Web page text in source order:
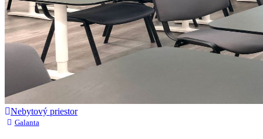
Nebytový priestor
Galanta